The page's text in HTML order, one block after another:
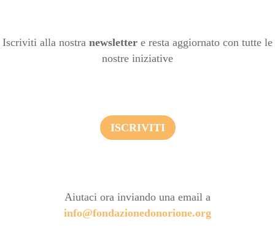
Iscriviti alla nostra newsletter e resta aggiornato con tutte le
nostre iniziative
ISCRIVITI
Aiutaci ora inviando una email a
info@fondazionedonorione.org